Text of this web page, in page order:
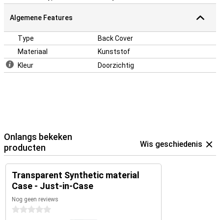
Algemene Features
Type
Back Cover
Materiaal
Kunststof
Kleur
Doorzichtig
Onlangs bekeken
producten
Wis geschiedenis
Transparent Synthetic material
Case - Just-in-Case
Nog geen reviews
0 sterren